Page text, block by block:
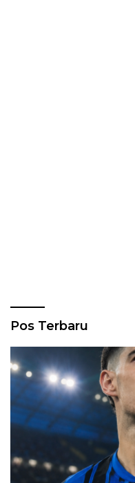
Pos Terbaru